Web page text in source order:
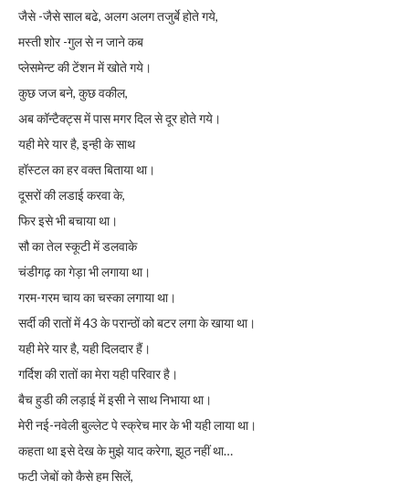
जैसे -जैसे साल बढे, अलग अलग तजुर्बे होते गये,
मस्ती शोर -गुल से न जाने कब
प्लेसमेन्ट की टेंशन में खोते गये।
कुछ जज बने, कुछ वकील,
अब कॉन्टैक्ट्स में पास मगर दिल से दूर होते गये।
यही मेरे यार है, इन्ही के साथ
हॉस्टल का हर वक्त बिताया था।
दूसरों की लडाई करवा के,
फिर इसे भी बचाया था।
सौ का तेल स्कूटी में डलवाके
चंडीगढ़ का गेड़ा भी लगाया था।
गरम-गरम चाय का चस्का लगाया था।
सर्दी की रातों में 43 के परान्ठों को बटर लगा के खाया था।
यही मेरे यार है, यही दिलदार हैं।
गर्दिश की रातों का मेरा यही परिवार है।
बैच हुडी की लड़ाई में इसी ने साथ निभाया था।
मेरी नई-नवेली बुल्लेट पे स्क्रेच मार के भी यही लाया था।
कहता था इसे देख के मुझे याद करेगा, झूठ नहीं था…
फटी जेबों को कैसे हम सिलें,